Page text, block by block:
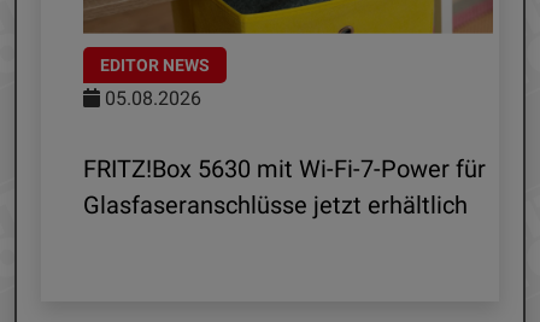
EDITOR NEWS
05.08.2026
FRITZ!Box 5630 mit Wi-Fi-7-Power für
Glasfaseranschlüsse jetzt erhältlich